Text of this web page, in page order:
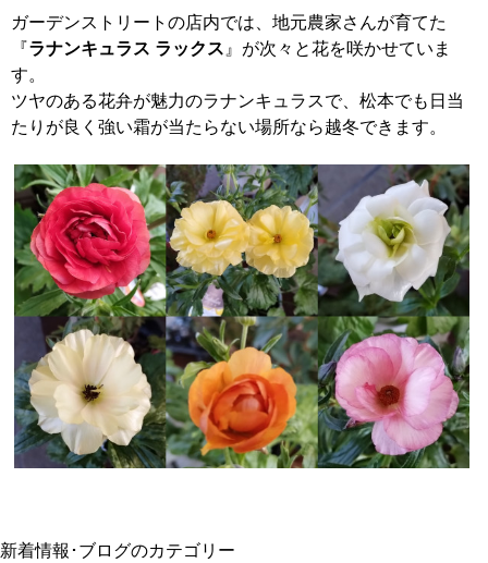
ガーデンストリートの店内では、地元農家さんが育てた
『ラナンキュラス ラックス』が次々と花を咲かせていま
す。
ツヤのある花弁が魅力のラナンキュラスで、松本でも日当
たりが良く強い霜が当たらない場所なら越冬できます。
新着情報･ブログのカテゴリー